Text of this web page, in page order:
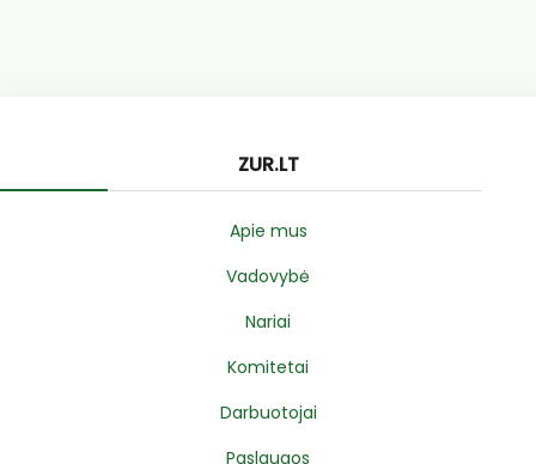
ZUR.LT
Apie mus
Vadovybė
Nariai
Komitetai
Darbuotojai
Paslaugos